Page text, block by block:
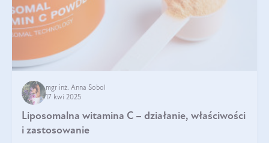
mgr inż. Anna Sobol
17 kwi 2025
Liposomalna witamina C – działanie, właściwości
i zastosowanie